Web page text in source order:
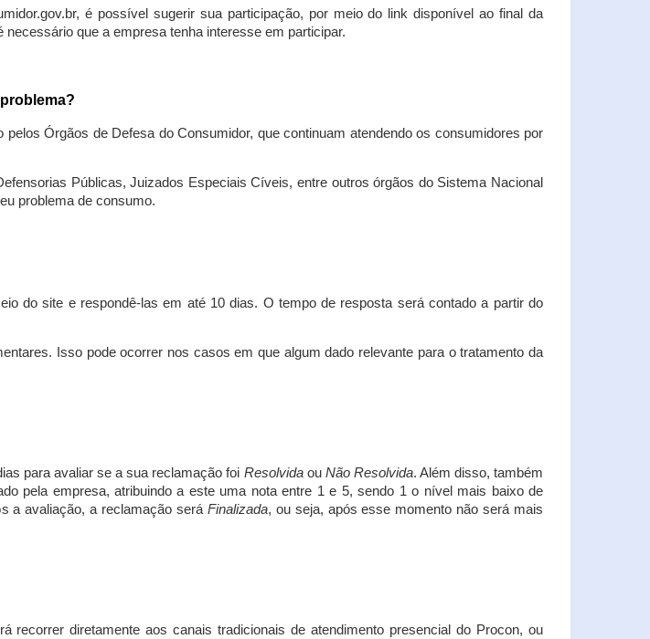
é possível sugerir sua participação, por meio do link disponível ao final da
que a empresa tenha interesse em participar.
Órgãos de Defesa do Consumidor, que continuam atendendo os consumidores por
Públicas, Juizados Especiais Cíveis, entre outros órgãos do Sistema Nacional
problema de consumo.
do site e respondê-las em até 10 dias. O tempo de resposta será contado a partir do
Isso pode ocorrer nos casos em que algum dado relevante para o tratamento da
para avaliar se a sua reclamação foi Resolvidaou Não Resolvida. Além disso, também
pela empresa, atribuindo a este uma nota entre 1 e 5, sendo 1 o nível mais baixo de
a avaliação, a reclamação será Finalizada, ou seja, após esse momento não será mais
recorrer diretamente aos canais tradicionais de atendimento presencial do Procon, ou